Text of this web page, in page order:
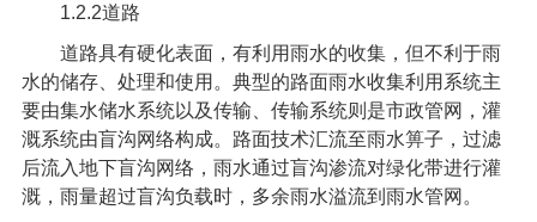
1.2.2道路
道路具有硬化表面，有利用雨水的收集，但不利于雨
水的储存、处理和使用。典型的路面雨水收集利用系统主
要由集水储水系统以及传输、传输系统则是市政管网，灌
溉系统由盲沟网络构成。路面技术汇流至雨水箅子，过滤
后流入地下盲沟网络，雨水通过盲沟渗流对绿化带进行灌
溉，雨量超过盲沟负载时，多余雨水溢流到雨水管网。